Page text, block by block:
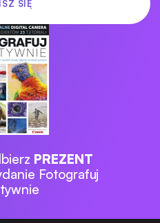
PREZENT
Fotografuj